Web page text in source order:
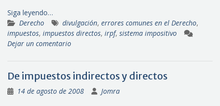
Siga leyendo…
Derecho
divulgación, errores comunes en el Derecho,
impuestos, impuestos directos, irpf, sistema impositivo
Dejar un comentario
De impuestos indirectos y directos
14 de agosto de 2008 Jomra